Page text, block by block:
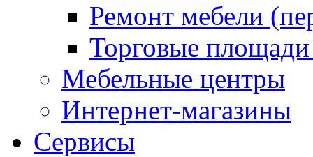
Ремонт мебели
Торговые
Мебельные центры
Интернет-магазины
Сервисы